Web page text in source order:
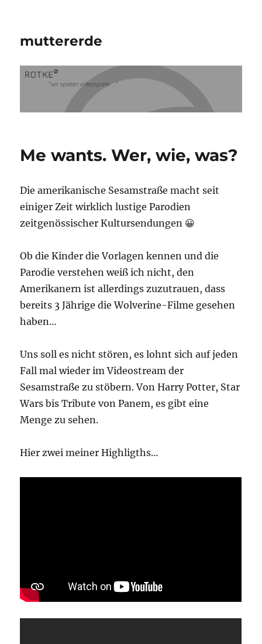
muttererde
Me wants. Wer, wie, was?
Die amerikanische Sesamstraße macht seit
einiger Zeit wirklich lustige Parodien
zeitgenössischer Kultursendungen 😀
Ob die Kinder die Vorlagen kennen und die
Parodie verstehen weiß ich nicht, den
Amerikanern ist allerdings zuzutrauen, dass
bereits 3 Jährige die Wolverine-Filme gesehen
haben…
Uns soll es nicht stören, es lohnt sich auf jeden
Fall mal wieder im Videostream der
Sesamstraße zu stöbern. Von Harry Potter, Star
Wars bis Tribute von Panem, es gibt eine
Menge zu sehen.
Hier zwei meiner Highligths…